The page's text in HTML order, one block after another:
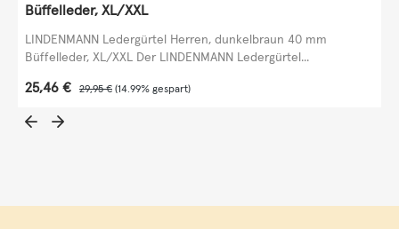
Büffelleder, XL/XXL
LINDENMANN Ledergürtel Herren, dunkelbraun 40 mm
Büffelleder, XL/XXL Der LINDENMANN Ledergürtel...
Verkaufspreis:
25,46 € Regulärer Preis:
29,95 € (14.99% gespart)